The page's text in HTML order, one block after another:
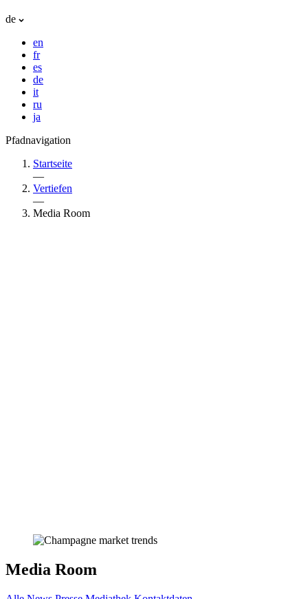
de
en
fr
es
de
it
ru
ja
Pfadnavigation
Startseite
—
Vertiefen
—
Media Room
Media Room